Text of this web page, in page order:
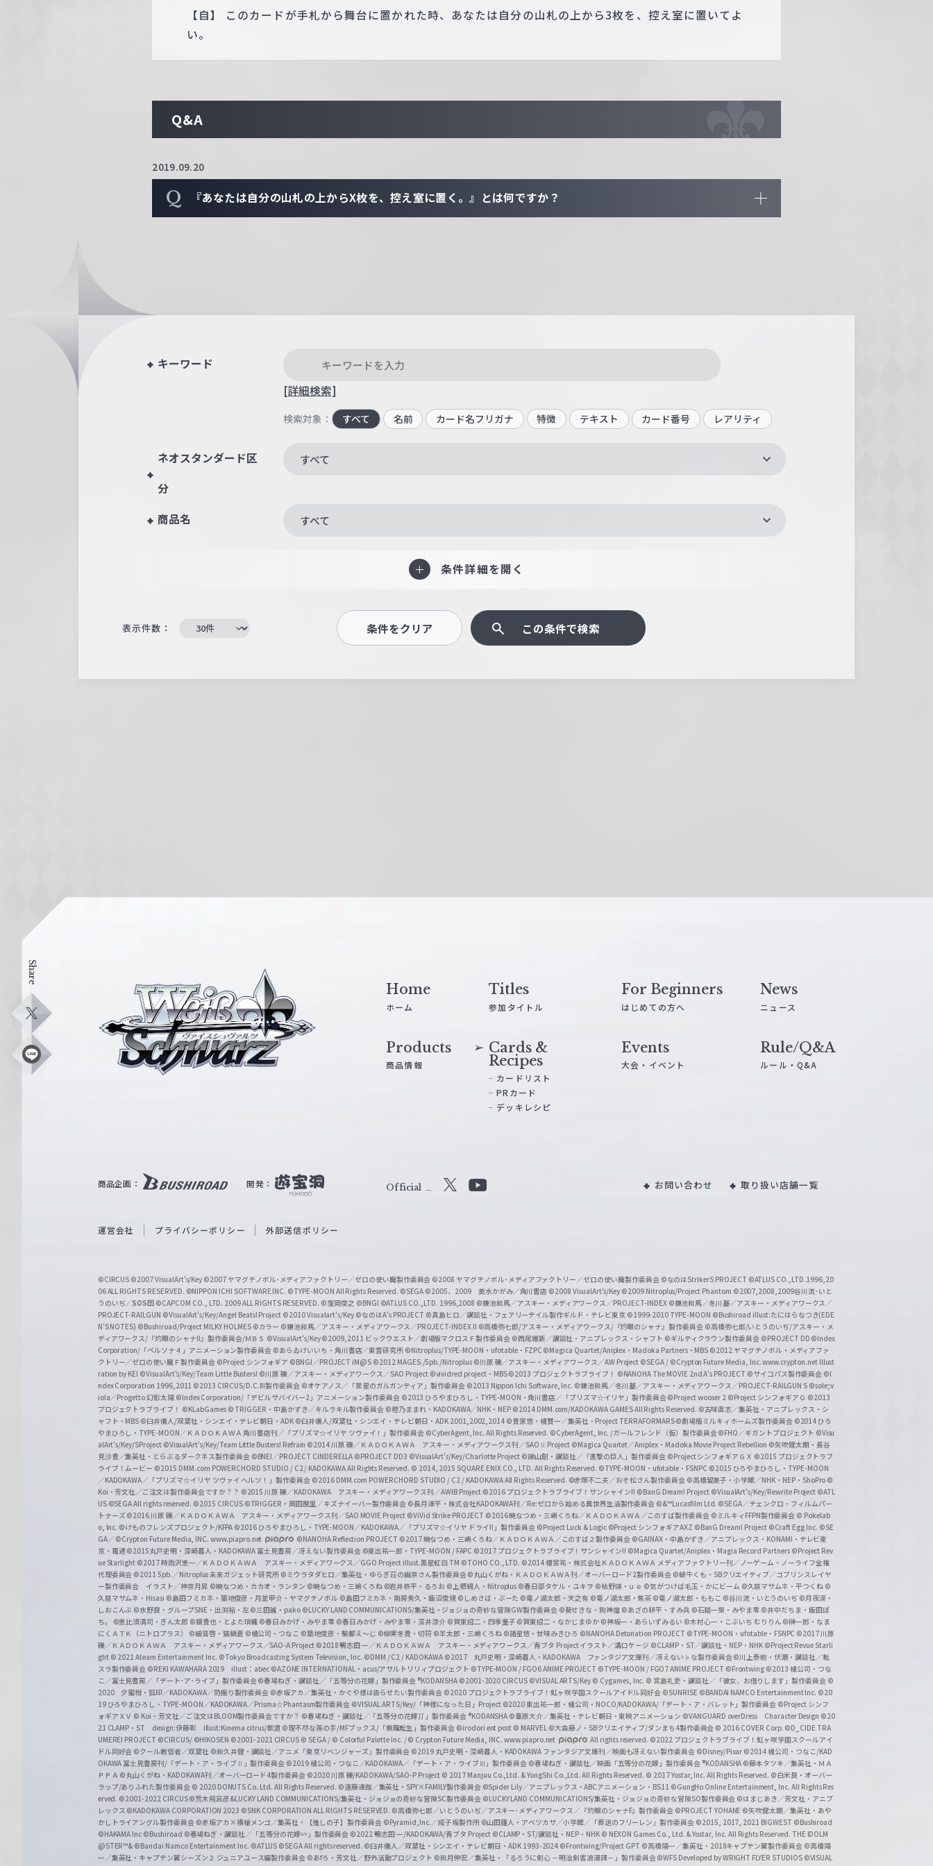
【自】 このカードが手札から舞台に置かれた時、あなたは自分の山札の上から3枚を、控え室に置いてよ
い。
Q&A
2019.09.20
Q 『あなたは自分の山札の上からX枚を、控え室に置く。』とは何ですか？
キーワード
[詳細検索]
検索対象： すべて 名前 カード名フリガナ 特徴 テキスト カード番号 レアリティ
ネオスタンダード区
分
すべて
商品名 すべて
条件詳細を開く
表示件数： 条件をクリア この条件で検索
Share
X
L
ス
W
i
c
h
w
a
r
z
Home
ホーム
Titles
参加タイトル
For Beginners
はじめての方へ
News
ニュース
Products
商品情報
Cards &
Recipes
カードリスト
PRカード
デッキレシピ
Events
大会・イベント
Rule/Q&A
ルール・Q&A
商品企画： 開発： Official
Y
b
e
O
f
f
i
c
i
a
l
C
h
a
n
n
e
l
お問い合わせ 取り扱い店舗一覧
運営会社 プライバシーポリシー 外部送信ポリシー
©CIRCUS ©2007 VisualArt's/Key ©2007 ヤマグチノボル･メディアファクトリー／ゼロの使い魔製作委員会 ©2008 ヤマグチノボル･メディアファクトリー／ゼロの使い魔製作委員会 ©なのはStrikerS PROJECT ©ATLUS CO.,LTD.1996,20
06 ALL RIGHTS RESERVED. ©NIPPON ICHI SOFTWARE INC. ©TYPE-MOON All Rights Reserved. ©SEGA ©2005、2009 美水かがみ／角川書店 ©2008 VisualArt's/Key ©2009 Nitroplus/Project Phantom ©2007,2008,2009谷川流･いと
うのいぢ／SOS団 ©CAPCOM CO., LTD. 2009 ALL RIGHTS RESERVED. ©窪岡俊之 ©BNGI ©ATLUS CO.,LTD. 1996,2008 ©鎌池和馬／アスキー・メディアワークス／PROJECT-INDEX ©鎌池和馬／冬川基／アスキー・メディアワークス／
PROJECT-RAILGUN ©VisualArt's/Key/Angel Beats! Project ©2010 Visualart's/Key ©なのはA's PROJECT ©真島ヒロ／講談社・フェアリーテイル製作ギルド・テレビ東京 ©1999-2010 TYPE-MOON ©Bushiroad illust:たにはらなつき(EDE
N'S NOTES) ©Bushiroad/Project MILKY HOLMES ©カラー ©鎌池和馬／アスキー・メディアワークス／PROJECT-INDEX II ©高橋弥七郎/アスキー・メディアワークス/『灼眼のシャナ』製作委員会 ©高橋弥七郎/いとうのいぢ/アスキー・メ
ディアワークス/『灼眼のシャナII』製作委員会/ＭＢＳ ©VisualArt's/Key©2009,2011 ビックウエスト／劇場版マクロスＦ製作委員会 ©西尾維新／講談社・アニプレックス・シャフト ©ギルティクラウン製作委員会 ©PROJECT DD ©Index
Corporation/「ペルソナ４」アニメーション製作委員会 ©あらゐけいいち・角川書店／東雲研究所 ©Nitroplus/TYPE-MOON・ufotable・FZPC ©Magica Quartet/Aniplex・Madoka Partners・MBS ©2012 ヤマグチノボル・メディアファ
クトリー／ゼロの使い魔Ｆ製作委員会 ©Project シンフォギア ©BNGI／PROJECT iM@S ©2012 MAGES./5pb./Nitroplus ©川原 礫／アスキー・メディアワークス／AW Project ©SEGA / ©Crypton Future Media, Inc. www.crypton.net Illust
ration by KEI ©VisualArt's/Key/Team Little Busters! ©川原 礫／アスキー・メディアワークス／SAO Project ©vividred project・MBS ©2013 プロジェクトラブライブ！ ©NANOHA The MOVIE 2nd A's PROJECT ©サイコパス製作委員会 ©I
ndex Corporation 1996,2011 ©2013 CIRCUS/D.C.III製作委員会 ©オケアノス／「翠星のガルガンティア」製作委員会 ©2013 Nippon Ichi Software, Inc. ©鎌池和馬／冬川基／アスキー・メディアワークス／PROJECT-RAILGUN S ©sole;v
iola／Progetto 幻影太陽 ©Index Corporation/「デビルサバイバー2」アニメーション製作委員会 ©2013 ひろやまひろし・TYPE-MOON・角川書店／「プリズマ☆イリヤ」製作委員会©Project wooser 2 ©Project シンフォギアＧ ©2013
プロジェクトラブライブ！ ©KLabGames © TRIGGER・中島かずき／キルラキル製作委員会 ©橙乃ままれ・KADOKAWA／NHK・NEP ©2014 DMM.com/KADOKAWA GAMES All Rights Reserved. ©古味直志／集英社・アニプレックス・シ
ャフト・MBS ©臼井儀人/双葉社・シンエイ・テレビ朝日・ADK ©臼井儀人/双葉社・シンエイ・テレビ朝日・ADK 2001,2002,2014 ©貴家悠・橘賢一／集英社・Project TERRAFORMARS©劇場版ミルキィホームズ製作委員会 ©2014 ひろ
やまひろし・TYPE-MOON／ＫＡＤＯＫＡＷＡ 角川書店刊／「プリズマ☆イリヤ ツヴァイ！」製作委員会 ©CyberAgent, Inc. All Rights Reserved. ©CyberAgent, Inc. /ガールフレンド（仮）製作委員会©FHO／ギガントプロジェクト ©Visu
alArt's/Key/SProject ©VisualArt's/Key/Team Little Busters! Refrain ©2014 川原 礫／ＫＡＤＯＫＡＷＡ アスキー・メディアワークス刊／SAOⅡ Project ©Magica Quartet／Aniplex・Madoka Movie Project Rebellion ©矢吹健太朗・長谷
見沙貴／集英社・とらぶるダークネス製作委員会 ©BNEI／PROJECT CINDERELLA ©PROJECT DD3 ©VisualArt's/Key/Charlotte Project ©諫山創・講談社／「進撃の巨人」製作委員会 ©Project シンフォギアＧＸ ©2015 プロジェクトラブ
ライブ！ムービー ©2015 DMM.com POWERCHORD STUDIO / C2 / KADOKAWA All Rights Reserved. © 2014, 2015 SQUARE ENIX CO., LTD. All Rights Reserved. ©TYPE-MOON・ufotable・FSNPC ©2015 ひろやまひろし・TYPE-MOON
／KADOKAWA／「プリズマ☆イリヤ ツヴァイ ヘルツ！」製作委員会 ©2016 DMM.com POWERCHORD STUDIO / C2 / KADOKAWA All Rights Reserved. ©赤塚不二夫／おそ松さん製作委員会 ©高橋留美子・小学館／NHK・NEP・ShoPro ©
Koi・芳文社／ご注文は製作委員会ですか？？ ©2015 川原 礫／KADOKAWA アスキー・メディアワークス刊／AWIB Project ©2016 プロジェクトラブライブ！サンシャイン!! ©BanG Dream! Project ©VisualArt's/Key/Rewrite Project ©ATL
US ©SEGA All rights reserved. ©2015 CIRCUS ©TRIGGER・岡田麿里／キズナイーバー製作委員会 ©長月達平・株式会社KADOKAWA刊／Re:ゼロから始める異世界生活製作委員会 ©&™Lucasfilm Ltd. ©SEGA／チェンクロ・フィルムパー
トナーズ©2016 川原 礫／ＫＡＤＯＫＡＷＡ アスキー・メディアワークス刊／SAO MOVIE Project ©ViVid Strike PROJECT ©2016 暁なつめ・三嶋くろね／ＫＡＤＯＫＡＷＡ／このすば製作委員会 ©ミルキィFFPN製作委員会 © Pokelab
o, Inc. ©けものフレンズプロジェクト/KFPA ©2016 ひろやまひろし・TYPE-MOON／KADOKAWA／「プリズマ☆イリヤ ドライ!!」製作委員会 ©Project Luck & Logic ©Project シンフォギアAXZ ©BanG Dream! Project ©Craft Egg Inc. ©SE
GA／ ©Crypton Future Media, INC. www.piapro.net
©NANOHA Reflection PROJECT ©2017 暁なつめ・三嶋くろね／ＫＡＤＯＫＡＷＡ／このすば２製作委員会 ©GAINAX・中島かずき／アニプレックス・KONAMI・テレビ東
京・電通 ©2015丸戸史明・深崎暮人・KADOKAWA 富士見書房／冴えない製作委員会 ©東出祐一郎・TYPE-MOON / FAPC ©2017 プロジェクトラブライブ！サンシャイン!! ©Magica Quartet/Aniplex・Magia Record Partners ©Project Rev
ue Starlight ©2017 時雨沢恵一／ＫＡＤＯＫＡＷＡ アスキー・メディアワークス／GGO Project illust.黒星紅白 TM ©TOHO CO., LTD. ©2014 榎宮祐・株式会社ＫＡＤＯＫＡＷＡ メディアファクトリー刊／ノーゲーム・ノーライフ全権
代理委員会 ©2011 5pb.／Nitroplus 未来ガジェット研究所 ©ミウラタダヒロ／集英社・ゆらぎ荘の幽奈さん製作委員会©丸山くがね・ＫＡＤＯＫＡＷＡ刊／オーバーロード2製作委員会 ©蝸牛くも・SBクリエイティブ／ゴブリンスレイヤ
ー製作委員会 イラスト／神奈月昇 ©暁なつめ・カカオ・ランタン ©暁なつめ・三嶋くろね ©岩井恭平・るろお ©上栖綴人・Nitroplus ©春日部タケル・ユキヲ ©枯野瑛・ｕｅ ©気がつけば毛玉・かにビーム ©久慈マサムネ・平つくね ©
久慈マサムネ・Hisasi ©島田フミカネ・築地俊彦・月並甲介・ヤマグチノボル ©島田フミカネ・南房秀久・飯沼俊規 ©しめさば・ぶーた ©竜ノ湖太郎・天之有 ©竜ノ湖太郎・焦茶 ©竜ノ湖太郎・ももこ ©谷川流・いとうのいぢ ©月夜涙・
しおこんぶ ©水野良・グループSNE・出渕裕・左 ©三田誠・pako ©LUCKY LAND COMMUNICATIONS/集英社・ジョジョの奇妙な冒険GW製作委員会 ©葵せきな・狗神煌 ©あざの耕平・すみ兵 ©石踏一榮・みやま零 ©井中だちま・飯田ぽ
ち。
©恵比須清司・ぎん太郎 ©鏡貴也・とよた瑣織 ©春日みかげ・みやま零 ©春日みかげ・みやま零・深井涼介 ©賀東招二・四季童子 ©賀東招二・なかじまゆか ©神坂一・あらいずみるい ©木村心一・こぶいち むりりん ©榊一郎・なま
にくＡＴＫ（ニトロプラス） ©細音啓・猫鍋蒼 ©橘公司・つなこ ©築地俊彦・駒都え～じ ©柳実冬貴・切符 ©羊太郎・三嶋くろね ©諸星悠・甘味みきひろ ©NANOHA Detonation PROJECT ©TYPE-MOON・ufotable・FSNPC ©2017 川原
礫／ＫＡＤＯＫＡＷＡ アスキー・メディアワークス／SAO-A Project ©2018 鴨志田 一／ＫＡＤＯＫＡＷＡ アスキー・メディアワークス／青ブタ Project イラスト／溝口ケージ ©CLAMP・ST／講談社・NEP・NHK ©Project Revue Starli
ght © 2021 Ateam Entertainment Inc. ©Tokyo Broadcasting System Television, Inc. ©DMM / C2 / KADOKAWA ©2017 丸戸史明・深崎暮人・KADOKAWA ファンタジア文庫刊／冴えない♭な製作委員会©川上泰樹・伏瀬・講談社／転
スラ製作委員会 ©REKI KAWAHARA 2019 illust：abec ©AZONE INTERNATIONAL・acus/アサルトリリィプロジェクト ©TYPE-MOON / FGO6 ANIME PROJECT ©TYPE-MOON / FGO7 ANIME PROJECT ©Frontwing ©2013 橘公司・つな
こ／富士見書房／「デート･ア･ライブ」製作委員会©春場ねぎ・講談社／「五等分の花嫁」製作委員会 ®KODANSHA ©2001-2020 CIRCUS ©VISUAL ARTS/Key © Cygames, Inc. © 宮島礼吏・講談社／「彼女、お借りします」製作委員会 ©
2020 夕蜜柑・狐印／KADOKAWA／防振り製作委員会 ©赤坂アカ／集英社・かぐや様は告らせたい製作委員会 ©2020 プロジェクトラブライブ！虹ヶ咲学園スクールアイドル同好会 ©SUNRISE ©BANDAI NAMCO Entertainment Inc. ©20
19 ひろやまひろし・TYPE-MOON／KADOKAWA／Prisma☆Phantasm製作委員会 ©VISUAL ARTS/Key/「神様になった日」Project ©2020 東出祐一郎・橘公司・NOCO/KADOKAWA/「デート・ア・バレット」製作委員会 ©Project シンフ
ォギアＸＶ © Koi・芳文社／ご注文はBLOOM製作委員会ですか？ ©春場ねぎ・講談社／「五等分の花嫁∬」製作委員会 ®KODANSHA ©葦原大介／集英社・テレビ朝日・東映アニメーション ©VANGUARD overDress Character Design ©20
21 CLAMP・ST design:伊藤彰 illust:Kinema citrus/獣道 ©理不尽な孫の手/MFブックス/「無職転生」製作委員会 ©irodori ent post © MARVEL ©大森藤ノ・SBクリエイティブ/ダンまち4製作委員会 © 2016 COVER Corp. ©D_CIDE TRA
UMEREI PROJECT ©CIRCUS/ ©HIKOSEN ©2001-2021 CIRCUS © SEGA / © Colorful Palette Inc. / © Crypton Future Media, INC. www.piapro.net All rights reserved. ©2022 プロジェクトラブライブ！虹ヶ咲学園スクールアイ
ドル同好会 ©クール教信者／双葉社 ©和久井健・講談社／アニメ「東京リベンジャーズ」製作委員会 ©2019 丸戸史明・深崎暮人・KADOKAWA ファンタジア文庫刊／映画も冴えない製作委員会 ©Disney/Pixar ©2014 橘公司・つなこ/KAD
OKAWA 富士見書房刊/「デート・ア・ライブⅡ」製作委員会 ©2019 橘公司・つなこ／KADOKAWA／「デート・ア・ライブⅢ」製作委員会 ©春場ねぎ・講談社／映画「五等分の花嫁」製作委員会 ®KODANSHA ©藤本タツキ／集英社・ＭＡ
ＰＰＡ ©丸山くがね・KADOKAWA刊／オーバーロード4製作委員会 ©2020 川原 礫/KADOKAWA/SAO-P Project © 2017 Manjuu Co.,Ltd. & YongShi Co.,Ltd. All Rights Reserved. © 2017 Yostar, Inc. All Rights Reserved. ©白米良・オーバー
ラップ/ありふれた製作委員会 © 2020 DONUTS Co. Ltd. All Rights Reserved. ©遠藤達哉／集英社・SPY×FAMILY製作委員会 ©Spider Lily／アニプレックス・ABCアニメーション・BS11 ©GungHo Online Entertainment, Inc. All Rights Res
erved. ©2001-2022 CIRCUS©荒木飛呂彦&LUCKY LAND COMMUNICATIONS/集英社・ジョジョの奇妙な冒険SC製作委員会 ©LUCKY LAND COMMUNICATIONS/集英社・ジョジョの奇妙な冒険SO製作委員会 ©はまじあき／芳文社・アニプ
レックス ©KADOKAWA CORPORATION 2023 ©SNK CORPORATION ALL RIGHTS RESERVED. ©高橋弥七郎／いとうのいぢ／アスキー･メディアワークス／『灼眼のシャナF』製作委員会 ©PROJECT YOHANE ©矢吹健太朗／集英社・あや
かしトライアングル製作委員会 ©赤坂アカ×横槍メンゴ／集英社・【推しの子】製作委員会 ©Pyramid,Inc.／成子坂製作所 ©山田鐘人・アベツカサ／小学館／「葬送のフリーレン」製作委員会 ©2015, 2017, 2021 BIGWEST ©Bushiroad
©HAKAMA Inc ©Bushiroad ©春場ねぎ・講談社／「五等分の花嫁∽」製作委員会 ©2022 鴨志田 一/KADOKAWA/青ブタ Project ©CLAMP・ST/講談社・NEP・NHK © NEXON Games Co., Ltd. & Yostar, Inc. All Rights Reserved. THE IDOLM
@STER™& ©Bandai Namco Entertainment Inc. ©ATLUS ©SEGA All rights reserved. ©臼井儀人／双葉社・シンエイ・テレビ朝日・ADK 1993-2024 ©Frontwing/Project GPT ©高橋陽一／集英社・2018キャプテン翼製作委員会 ©高橋陽
一／集英社・キャプテン翼シーズン２ ジュニアユース編製作委員会 ©あfろ・芳文社／野外活動プロジェクト ©和月伸宏／集英社・「るろうに剣心 －明治剣客浪漫譚－」製作委員会©WFS Developed by WRIGHT FLYER STUDIOS ©VISUAL